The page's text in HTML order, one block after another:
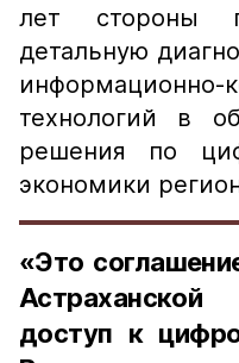
лет стороны
детальную
информационно-
технологий в
решения по
экономики
«Это
доступ к